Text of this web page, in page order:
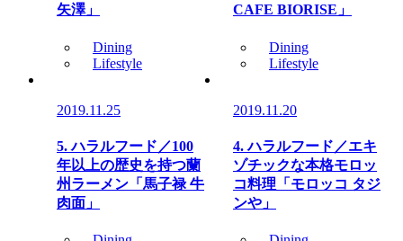
矢澤」
Dining
Lifestyle
CAFE BIORISE」
Dining
Lifestyle
2019.11.25
5. ハラルフード／100
年以上の歴史を持つ蘭
州ラーメン「馬子禄 牛
肉面」
2019.11.20
4. ハラルフード／エキ
ゾチックな本格モロッ
コ料理「モロッコ タジ
ンや」